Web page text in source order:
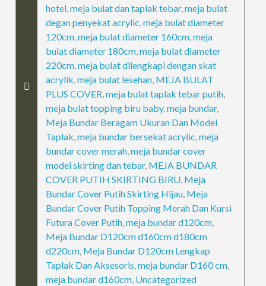
hotel,meja bulat dan taplak tebar,meja bulat
degan penyekat acrylic,meja bulat diameter
120cm,meja bulat diameter 160cm,meja
bulat diameter 180cm,meja bulat diameter
220cm,meja bulat dilengkapi dengan skat
acrylik,meja bulat lesehan, MEJA BULAT
PLUS COVER,meja bulat taplak tebar putih,
meja bulat topping biru baby,meja bundar,
Meja Bundar Beragam Ukuran Dan Model
Taplak,meja bundar bersekat acrylic,meja
bundar cover merah,meja bundar cover
model skirting dan tebar, MEJA BUNDAR
COVER PUTIH SKIRTING BIRU, Meja
Bundar Cover Putih Skirting Hijau, Meja
Bundar Cover Putih Topping Merah Dan Kursi
Futura Cover Putih,meja bundar d120cm,
Meja Bundar D120cm d160cm d180cm
d220cm, Meja Bundar D120cm Lengkap
Taplak Dan Aksesoris,meja bundar D160 cm,
meja bundar d160cm, Uncategorized